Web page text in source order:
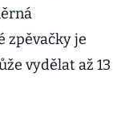
zpěvačky je
vydělat až 13